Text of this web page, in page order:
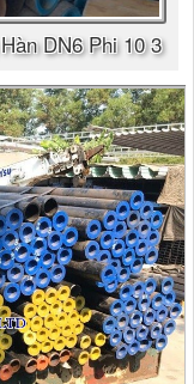
DN6 Phi 10 3